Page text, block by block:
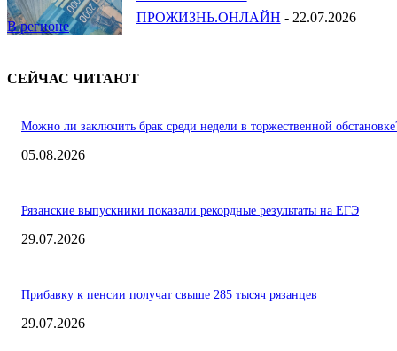
В регионе
ПРОЖИЗНЬ.ОНЛАЙН - 22.07.2026
СЕЙЧАС ЧИТАЮТ
Можно ли заключить брак среди недели в торжественной
05.08.2026
Рязанские выпускники показали рекордные результаты на ЕГЭ
29.07.2026
Прибавку к пенсии получат свыше 285 тысяч рязанцев
29.07.2026